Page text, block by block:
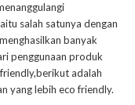
salah satunya dengan
banyak
penggunaan produk
adalah
yang lebih eco friendly.